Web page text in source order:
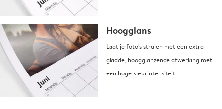
Hoogglans
Laat je foto's stralen met een extra
gladde, hoogglanzende afwerking met
een hoge kleurintensiteit.